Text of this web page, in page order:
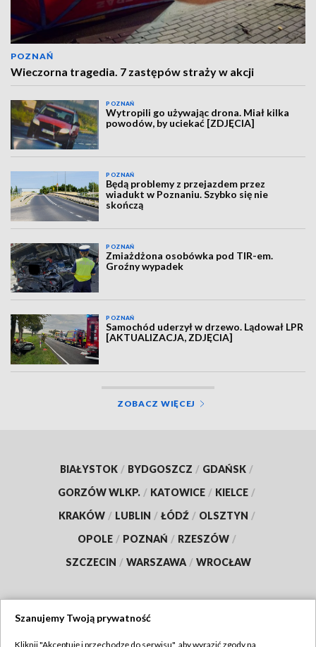
POZNAŃ
Wieczorna tragedia. 7 zastępów straży w akcji
POZNAŃ
Wytropili go używając drona. Miał kilka
powodów, by uciekać [ZDJĘCIA]
POZNAŃ
Będą problemy z przejazdem przez
wiadukt w Poznaniu. Szybko się nie
skończą
POZNAŃ
Zmiażdżona osobówka pod TIR-em.
Groźny wypadek
POZNAŃ
Samochód uderzył w drzewo. Lądował LPR
[AKTUALIZACJA, ZDJĘCIA]
ZOBACZ WIĘCEJ
BIAŁYSTOK / BYDGOSZCZ / GDAŃSK /
GORZÓW WLKP. / KATOWICE / KIELCE /
KRAKÓW / LUBLIN / ŁÓDŹ / OLSZTYN /
OPOLE / POZNAŃ / RZESZÓW /
SZCZECIN / WARSZAWA / WROCŁAW
Szanujemy Twoją prywatność
Kliknij "Akceptuję i przechodzę do serwisu", aby wyrazić zgody na